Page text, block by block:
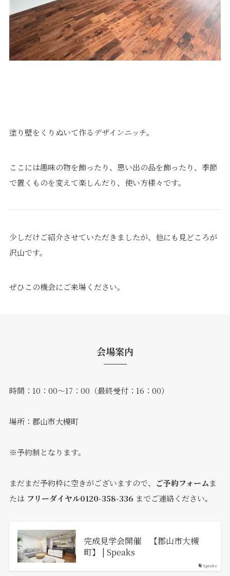
塗り壁をくりぬいて作るデザインニッチ。
ここには趣味の物を飾ったり、思い出の品を飾ったり、季節
で置くものを変えて楽しんだり、使い方様々です。
少しだけご紹介させていただきましたが、他にも見どころが
沢山です。
ぜひこの機会にご来場ください。
会場案内
時間：10：00～17：00（最終受付：16：00）
場所：郡山市大槻町
※予約制となります。
まだまだ予約枠に空きがございますので、 ご予約フォームま
たは フリーダイヤル0120-358-336 までご連絡ください。
Speaks
完成見学会開催 【郡山市大槻
町】 | Speaks